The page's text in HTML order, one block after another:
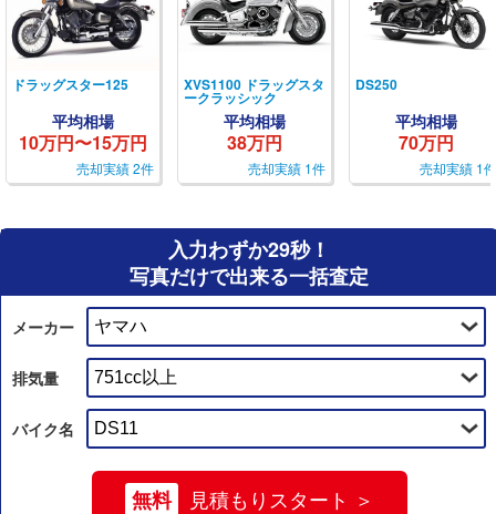
ドラッグスター125
平均相場
10万円〜15万円
売却実績 2件
XVS1100 ドラッグスタ
ークラッシック
平均相場
38万円
売却実績 1件
DS250
平均相場
70万円
売却実績 1件
入力わずか29秒！
写真だけで出来る一括査定
メーカー
排気量
バイク名
無料 見積もりスタート ＞